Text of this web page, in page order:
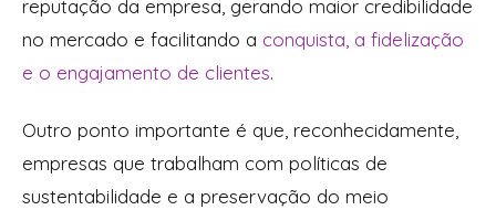
reputação da empresa, gerando maior credibilidade
no mercado e facilitando a conquista, a fidelização
e o engajamento de clientes.
Outro ponto importante é que, reconhecidamente,
empresas que trabalham com políticas de
sustentabilidade e a preservação do meio